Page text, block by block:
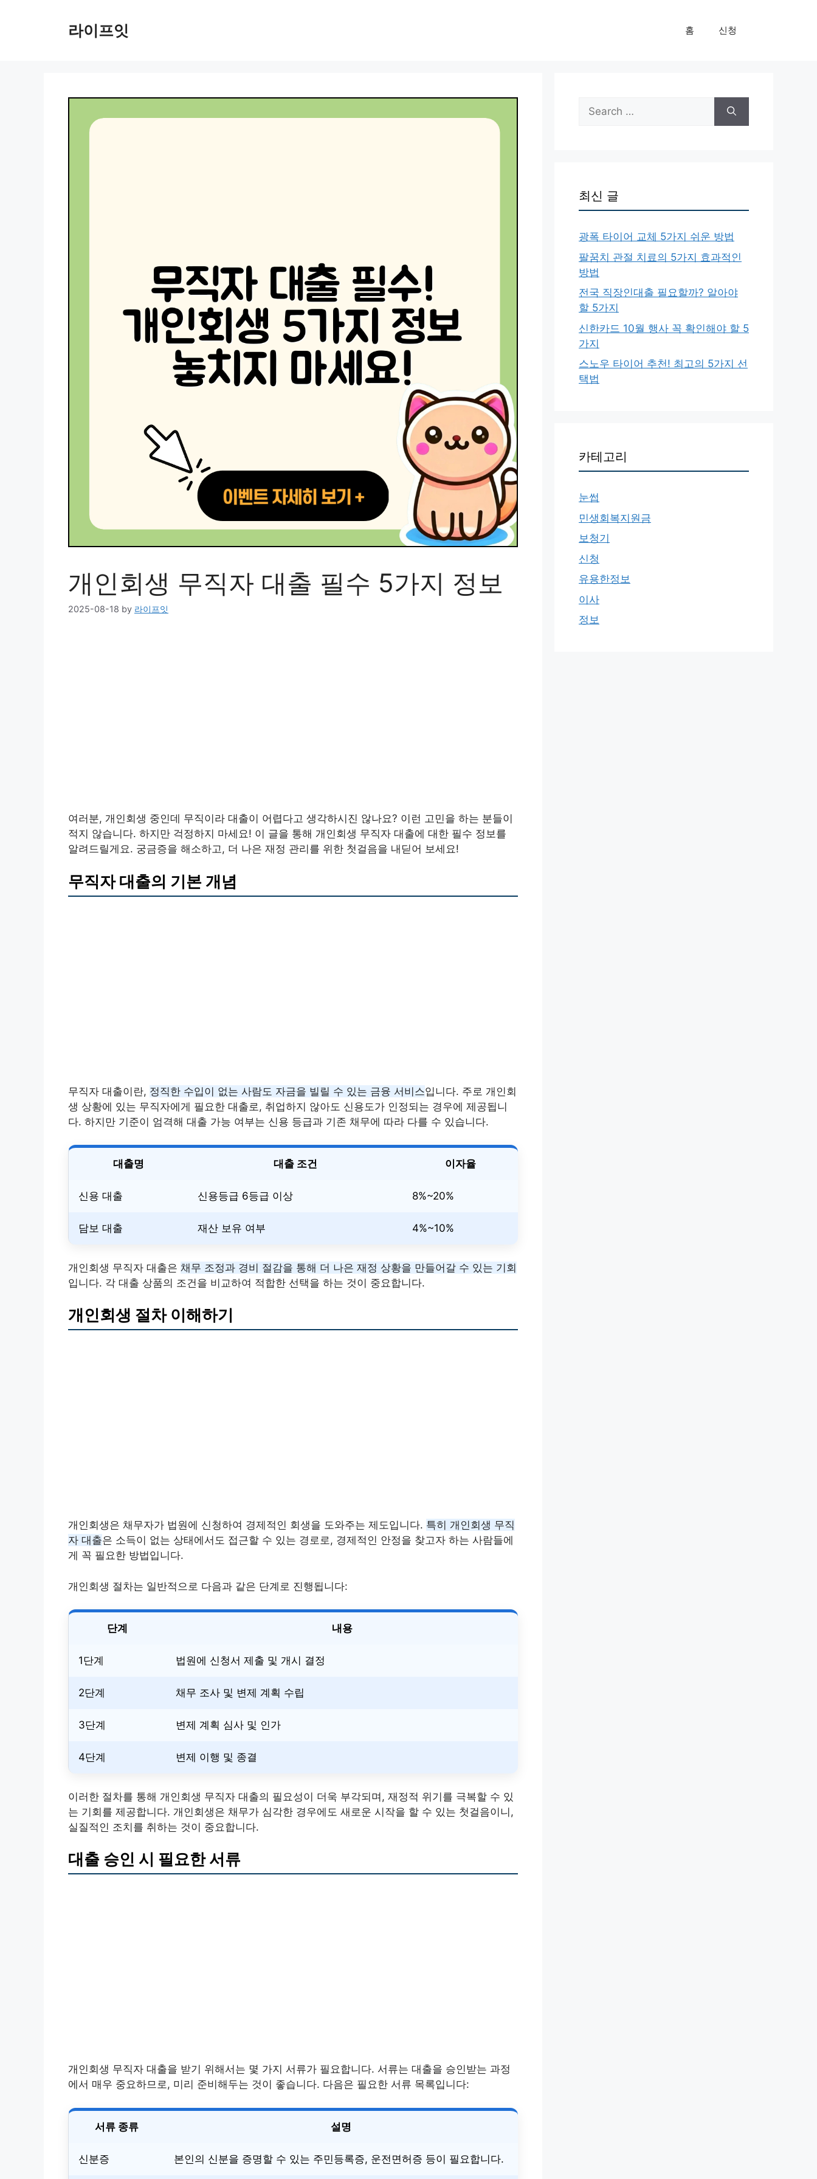
라이프잇 홈 신청
개인회생 무직자 대출 필수 5가지 정보
2025-08-18 by 라이프잇
여러분, 개인회생 중인데 무직이라 대출이 어렵다고 생각하시진 않나요? 이런 고민을 하는 분들이
적지 않습니다. 하지만 걱정하지 마세요! 이 글을 통해 개인회생 무직자 대출에 대한 필수 정보를
알려드릴게요. 궁금증을 해소하고, 더 나은 재정 관리를 위한 첫걸음을 내딛어 보세요!
무직자 대출의 기본 개념
무직자 대출이란, 정직한 수입이 없는 사람도 자금을 빌릴 수 있는 금융 서비스입니다. 주로 개인회
생 상황에 있는 무직자에게 필요한 대출로, 취업하지 않아도 신용도가 인정되는 경우에 제공됩니
다. 하지만 기준이 엄격해 대출 가능 여부는 신용 등급과 기존 채무에 따라 다를 수 있습니다.
대출명 대출 조건 이자율
신용 대출 신용등급 6등급 이상 8%~20%
담보 대출 재산 보유 여부 4%~10%
개인회생 무직자 대출은 채무 조정과 경비 절감을 통해 더 나은 재정 상황을 만들어갈 수 있는 기회
입니다. 각 대출 상품의 조건을 비교하여 적합한 선택을 하는 것이 중요합니다.
개인회생 절차 이해하기
개인회생은 채무자가 법원에 신청하여 경제적인 회생을 도와주는 제도입니다. 특히 개인회생 무직
자 대출은 소득이 없는 상태에서도 접근할 수 있는 경로로, 경제적인 안정을 찾고자 하는 사람들에
게 꼭 필요한 방법입니다.
개인회생 절차는 일반적으로 다음과 같은 단계로 진행됩니다:
단계 내용
1단계 법원에 신청서 제출 및 개시 결정
2단계 채무 조사 및 변제 계획 수립
3단계 변제 계획 심사 및 인가
4단계 변제 이행 및 종결
이러한 절차를 통해 개인회생 무직자 대출의 필요성이 더욱 부각되며, 재정적 위기를 극복할 수 있
는 기회를 제공합니다. 개인회생은 채무가 심각한 경우에도 새로운 시작을 할 수 있는 첫걸음이니,
실질적인 조치를 취하는 것이 중요합니다.
대출 승인 시 필요한 서류
개인회생 무직자 대출을 받기 위해서는 몇 가지 서류가 필요합니다. 서류는 대출을 승인받는 과정
에서 매우 중요하므로, 미리 준비해두는 것이 좋습니다. 다음은 필요한 서류 목록입니다:
서류 종류 설명
신분증 본인의 신분을 증명할 수 있는 주민등록증, 운전면허증 등이 필요합니다.
Search
for:
최신 글
광폭 타이어 교체 5가지 쉬운 방법
팔꿈치 관절 치료의 5가지 효과적인
방법
전국 직장인대출 필요할까? 알아야
할 5가지
신한카드 10월 행사 꼭 확인해야 할 5
가지
스노우 타이어 추천! 최고의 5가지 선
택법
카테고리
눈썹
민생회복지원금
보청기
신청
유용한정보
이사
정보